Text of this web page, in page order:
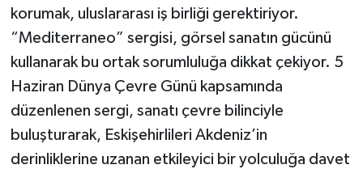
korumak, uluslararası iş birliği gerektiriyor.
“Mediterraneo” sergisi, görsel sanatın gücünü
kullanarak bu ortak sorumluluğa dikkat çekiyor. 5
Haziran Dünya Çevre Günü kapsamında
düzenlenen sergi, sanatı çevre bilinciyle
buluşturarak, Eskişehirlileri Akdeniz’in
derinliklerine uzanan etkileyici bir yolculuğa davet